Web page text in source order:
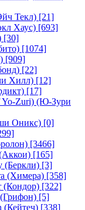
Текл) [21]
Хаус) [693]
[30]
[1074]
[909]
[22]
Хилл) [12]
[17]
Yo-Zuri) (Ю-Зури
Оникс) [0]
[3466]
[165]
(Беркли) [3]
(Химера) [358]
(Кондор) [322]
[5]
(Кейтеч) [338]